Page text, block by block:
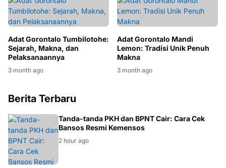
Adat Gorontalo Tumbilotohe:
Sejarah, Makna, dan
Pelaksanaannya
3 month ago
Adat Gorontalo Mandi
Lemon: Tradisi Unik Penuh
Makna
3 month ago
Berita Terbaru
BANSOS
Tanda-tanda PKH dan BPNT Cair: Cara Cek
Bansos Resmi Kemensos
2 hour ago